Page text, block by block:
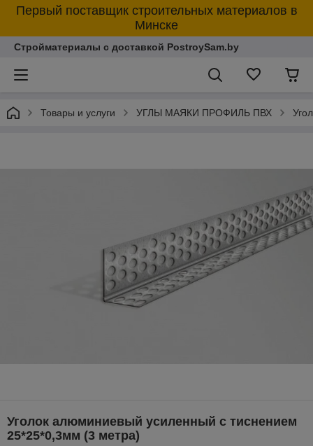
Первый поставщик строительных материалов в
Минске
Стройматериалы с доставкой PostroySam.by
Товары и услуги УГЛЫ МАЯКИ ПРОФИЛЬ ПВХ
Уголок алюминиевый усиленный с тиснением
25*25*0,3мм (3 метра)